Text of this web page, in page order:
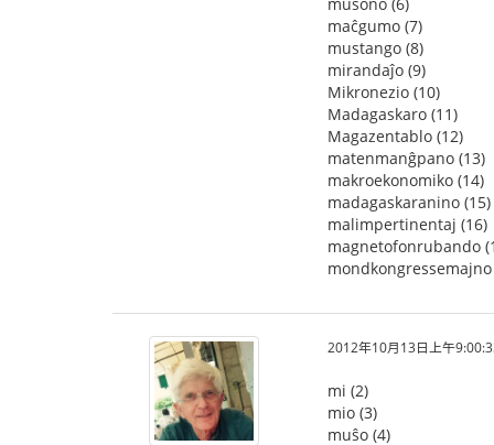
maĉgumo (7)
mustango (8)
mirandaĵo (9)
Mikronezio (10)
Madagaskaro (11)
Magazentablo (12)
matenmanĝpano (13)
makroekonomiko (14)
madagaskaranino (15)
malimpertinentaj (16)
magnetofonrubando
mondkongressemajno
2012年10月13日上午
mi (2)
mio (3)
muŝo (4)